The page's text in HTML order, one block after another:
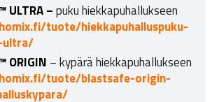
ULTRA –puku hiekkapuhallukseen
tuote/hiekkapuhalluspuku-
ultra/
ORIGIN – kypärä hiekkapuhallukseen
tuote/blastsafe-origin-